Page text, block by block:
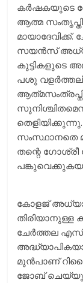
കർഷകയുടെ
ആത്മ
സയൻസ്
കുട്ടികളുടെ
പശു
സംസ്ഥാനതെ
തന്റെ
കോളജ്
തിരിയാനുള്ള
ചേര്‍ത്തല
മുന്‍പാണ്
ജോബ്